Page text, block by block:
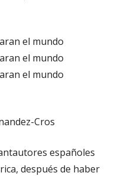
el mundo
el mundo
el mundo
Cros
españoles
después de haber